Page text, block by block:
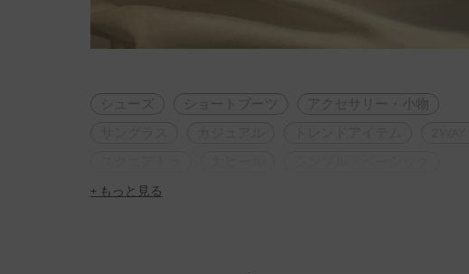
シューズ
アクセサリー・小物
+ もっと見る